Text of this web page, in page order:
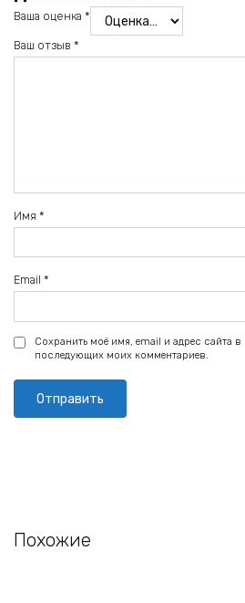
Ваша оценка *
Ваш отзыв *
Имя *
Email *
Сохранить моё имя, email и адрес сайта в
последующих моих комментариев.
Похожие